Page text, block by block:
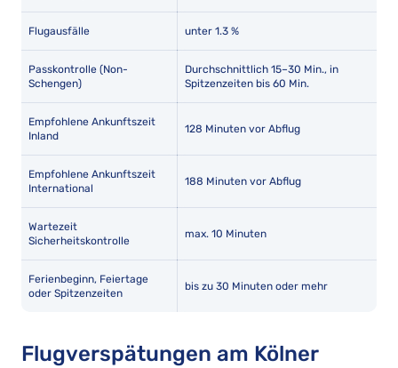
Flugausfälle unter 1.3 %
Passkontrolle (Non-
Schengen)
Durchschnittlich 15–30 Min., in
Spitzenzeiten bis 60 Min.
Empfohlene Ankunftszeit
Inland
128 Minuten vor Abflug
Empfohlene Ankunftszeit
International
188 Minuten vor Abflug
Wartezeit
Sicherheitskontrolle
max. 10 Minuten
Ferienbeginn, Feiertage
oder Spitzenzeiten
bis zu 30 Minuten oder mehr
Flugverspätungen am Kölner